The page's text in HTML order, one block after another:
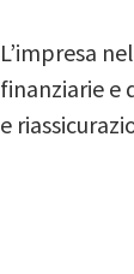
L’impresa
finanziarie e
e